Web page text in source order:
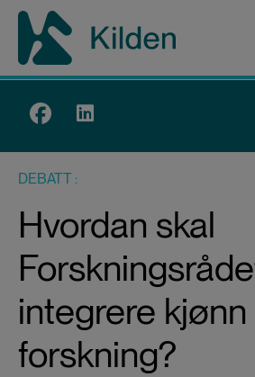
Hopp
hovedinnhold
DEBATT
Hvordan skal
integrere kjønn
forskning?